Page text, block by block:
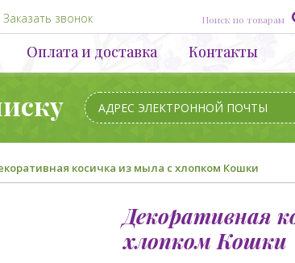
Заказать звонок
Оплата и доставка Контакты
косичка из мыла с хлопком Кошки
Декоративная
хлопком Кошки